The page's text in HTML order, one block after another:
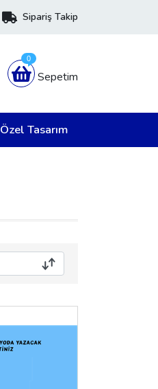
Sipariş Takip
0
Sepetim
Özel Tasarım